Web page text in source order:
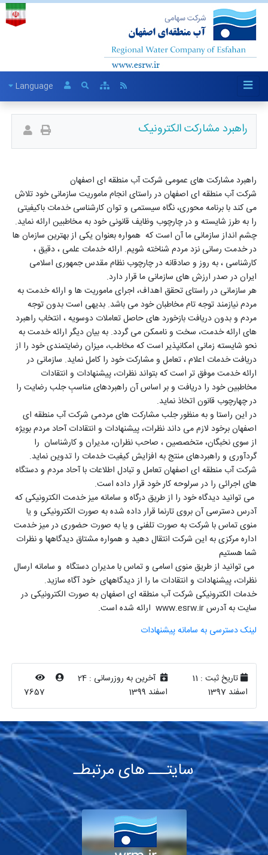
Language
راهبرد مشارکت الکترونیک
راهبرد مشارکت های عمومی شرکت آب منطقه ای اصفهان
شرکت آب منطقه ای اصفهان در راستای انجام ماموریت سازمانی خود تلاش
می کند با برنامه محوری، نگاه سیستمی و توان کارشناسی خدمات باکیفیتی
را به طرز شایسته و در چارچوب وظایف قانونی خود به مخاطبین ارائه نماید.
چشم انداز سازمانی ما آن است که همواره بعنوان یکی از بهترین سازمان ها
در خدمت رسانی نزد مردم شناخته شویم. ارائه خدمات علمی ، دقیق ،
کارشناسی ، به روز و صادقانه در چارچوب نظام مقدس جمهوری اسلامی
ایران در صدر ارزش های سازمانی ما قرار دارد.
هر سازمانی در راستای تحقق اهداف، اجرای ماموریت ها و ارائه خدمت به
مردم نیازمند توجه تام مخاطبان خود می باشد. بدیهی است بدون توجه
مردم و بدون دریافت بازخورد های حاصل تعاملات دوسویه ، انتخاب راهبرد
های ارائه خدمت، سخت و ناممکن می گردد. به بیان دیگر ارائه خدمت به
نحو شایسته زمانی امکانپذیر است که مخاطب، میزان رضایتمندی خود را از
دریافت خدمات اعلام ، تعامل و مشارکت خود را کامل نماید. سازمانی در
ارائه خدمت موفق تر است که بتواند نظرات، پیشنهادات و انتقادات
مخاطبین خود را دریافت و بر اساس آن راهبردهای مناسبِ جلب رضایت را
در چهارچوب قانون اتخاذ نماید.
در این راستا و به منظور جلب مشارکت های مردمی شرکت آب منطقه ای
اصفهان برخود لازم می داند نظرات، پیشنهادات و انتقادات آحاد مردم بویژه
از سوی نخبگان، متخصصین ، صاحب نظران، مدیران و کارشناسان را
گردآوری و راهبردهای منتج به افزایش کیفیت خدمات را تدوین نماید.
شرکت آب منطقه ای اصفهان تعامل و تبادل اطلاعات با آحاد مردم و دستگاه
های اجرائی را در سرلوحه کار خود قرار داده است.
می توانید دیدگاه خود را از طریق درگاه و سامانه میز خدمت الکترونیکی که
آدرس دسترسی آن بروی تارنما قرار داده شده به صورت الکترونیکی و یا
منوی تماس با شرکت به صورت تلفنی و یا به صورت حضوری در میز خدمت
اداره مرکزی به این شرکت انتقال دهید و همواره مشتاق دیدگاهها و نظرات
شما هستیم
می توانید از طریق منوی اسامی و تماس با مدیران دستگاه و سامانه ارسال
نظرات، پیشنهادات و انتقادات ما را از دیدگاههای خود آگاه سازید.
خدمات الکترونیکی شرکت آب منطقه ای اصفهان به صورت الکترونیکی در
سایت به آدرس www.esrw.ir ارائه شده است.
لینک دسترسی به سامانه پیشنهادات
تاریخ ثبت : 11
اسفند 1397
آخرین به روزرسانی : 24
اسفند 1399
7657
سایتـــ های مرتبطـ